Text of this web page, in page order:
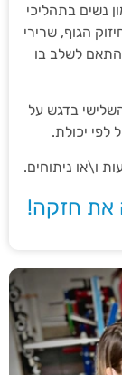
נשים בתהליכי
הגוף, שרירי
לשלב בו
בדגש על
לפי יכולת.
ו\או ניתוחים.
את חזקה!